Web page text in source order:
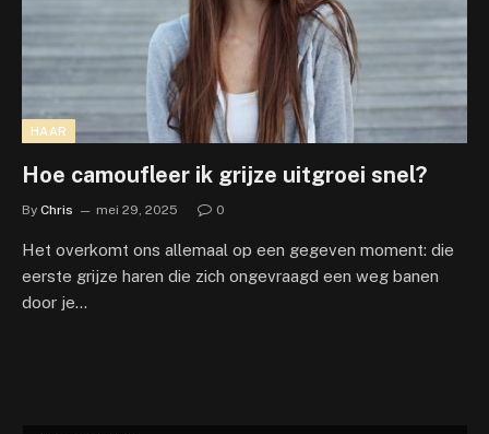
HAAR
Hoe camoufleer ik grijze uitgroei snel?
By Chris mei 29, 2025 0
Het overkomt ons allemaal op een gegeven moment: die
eerste grijze haren die zich ongevraagd een weg banen
door je…